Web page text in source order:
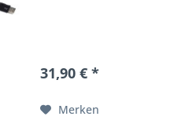
31,90 € *
Merken